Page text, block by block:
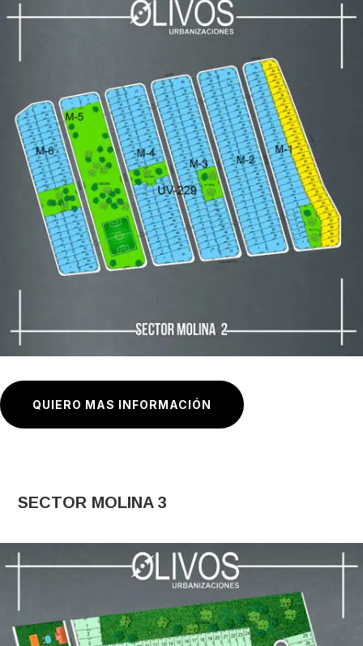
QUIERO MAS INFORMACIÓN
SECTOR MOLINA 3